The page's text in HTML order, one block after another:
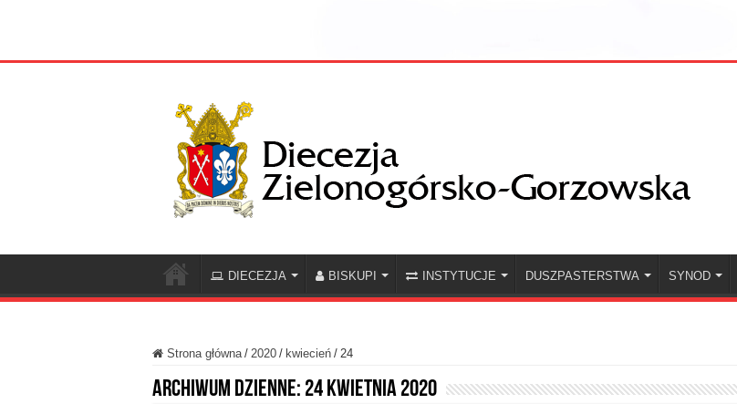
DIECEZJA BISKUPI INSTYTUCJE DUSZPASTERSTWA SYNOD
Strona główna / 2020 / kwiecień / 24
Archiwum dzienne: 24 kwietnia 2020